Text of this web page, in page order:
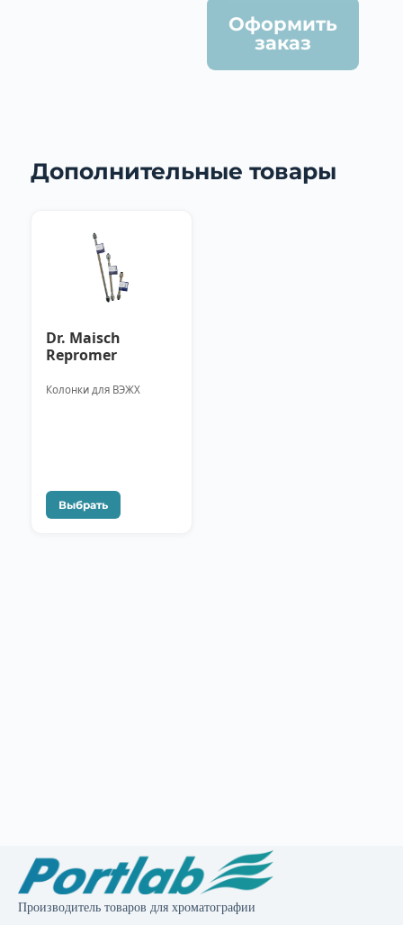
Оформить
заказ
Дополнительные товары
Dr. Maisch
Repromer
Колонки для ВЭЖХ
Выбрать
Производитель товаров для хроматографии